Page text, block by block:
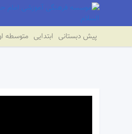
پیش دبستانی ابتدایی متوسطه